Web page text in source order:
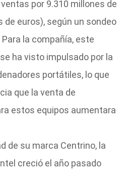
por 9.310 millones de
de euros), según un sondeo
la compañía, este
ha visto impulsado por la
portátiles, lo que
que la venta de
estos equipos aumentara
de su marca Centrino, la
creció el año pasado